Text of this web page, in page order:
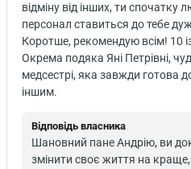
відміну від інших, ти спочатку
персонал ставиться до тебе
Коротше, рекомендую всім! 10
Окрема подяка Яні Петрівні,
медсестрі, яка завжди готова
іншим.
Відповідь власника
Шановний пане Андрію, ви
змінити своє життя на